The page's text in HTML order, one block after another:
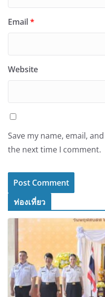
Email*
Website
Save my name, email,
the next time I comment.
ท่องเที่ยว